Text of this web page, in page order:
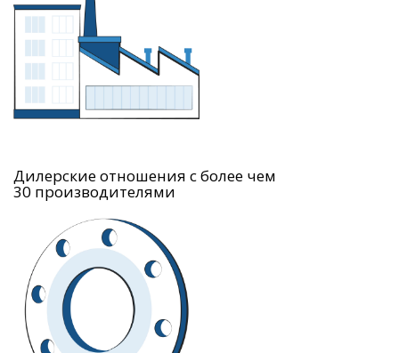
Дилерские отношения с более чем
30 производителями